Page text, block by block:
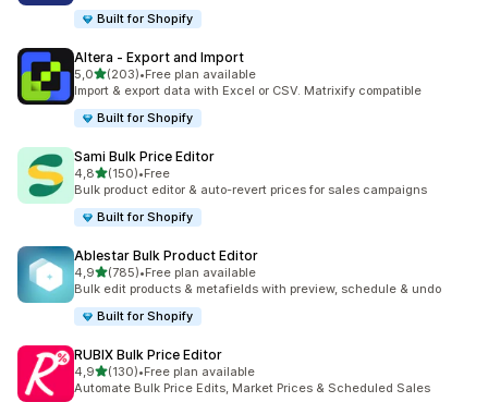
Built for Shopify
Altera ‑ Export and Import
5,0stelle su 5
(203)
203 recensioni totali
•Free plan available
Import & export data with Excel or CSV. Matrixify compatible
Built for Shopify
Sami Bulk Price Editor
4,8stelle su 5
(150)
150 recensioni totali
•Free
Bulk product editor & auto-revert prices for sales campaigns
Built for Shopify
Ablestar Bulk Product Editor
4,9stelle su 5
(785)
785 recensioni totali
•Free plan available
Bulk edit products & metafields with preview, schedule & undo
Built for Shopify
RUBIX Bulk Price Editor
4,9stelle su 5
(130)
130 recensioni totali
•Free plan available
Automate Bulk Price Edits, Market Prices & Scheduled Sales